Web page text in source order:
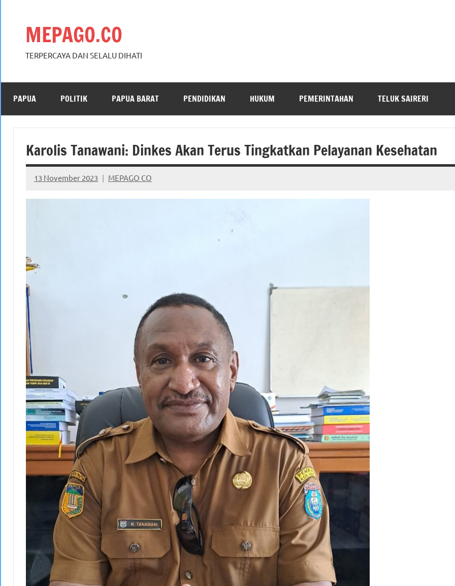
MEPAGO.CO
TERPERCAYA DAN SELALU DIHATI
PAPUA POLITIK PAPUA BARAT PENDIDIKAN HUKUM PEMERINTAHAN TELUK SAIRERI
Karolis Tanawani: Dinkes Akan Terus Tingkatkan Pelayanan Kesehatan
13 November 2023 MEPAGO CO
No
comments